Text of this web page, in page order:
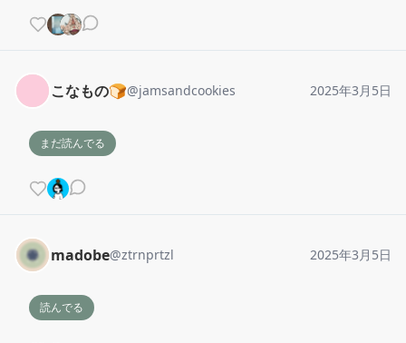
こなもの🍞@jamsandcookies 2025年3月5日
まだ読んでる
madobe@ztrnprtzl 2025年3月5日
読んでる